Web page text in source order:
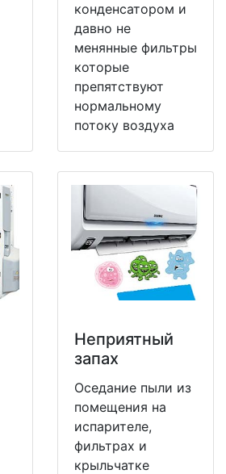
конденсатором и
давно не
менянные фильтры
которые
препятствуют
нормальному
потоку воздуха
Неприятный
запах
Оседание пыли из
помещения на
испарителе,
фильтрах и
крыльчатке